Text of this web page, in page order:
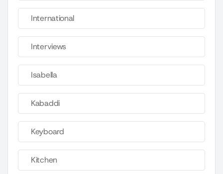
International
Interviews
Isabella
Kabaddi
Keyboard
Kitchen